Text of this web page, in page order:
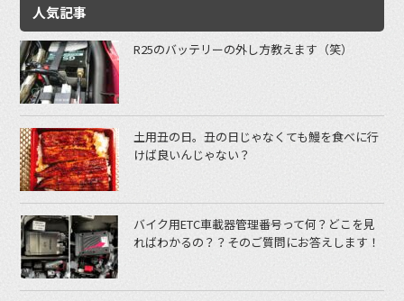
人気記事
R25のバッテリーの外し方教えます（笑）
土用丑の日。丑の日じゃなくても鰻を食べに行
けば良いんじゃない？
バイク用ETC車載器管理番号って何？どこを見
ればわかるの？？そのご質問にお答えします！